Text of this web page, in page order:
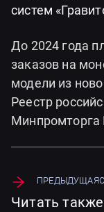
систем
До 2024 года
заказов на
модели из
Реестр
Минпромторга
Предыдущая
Читать